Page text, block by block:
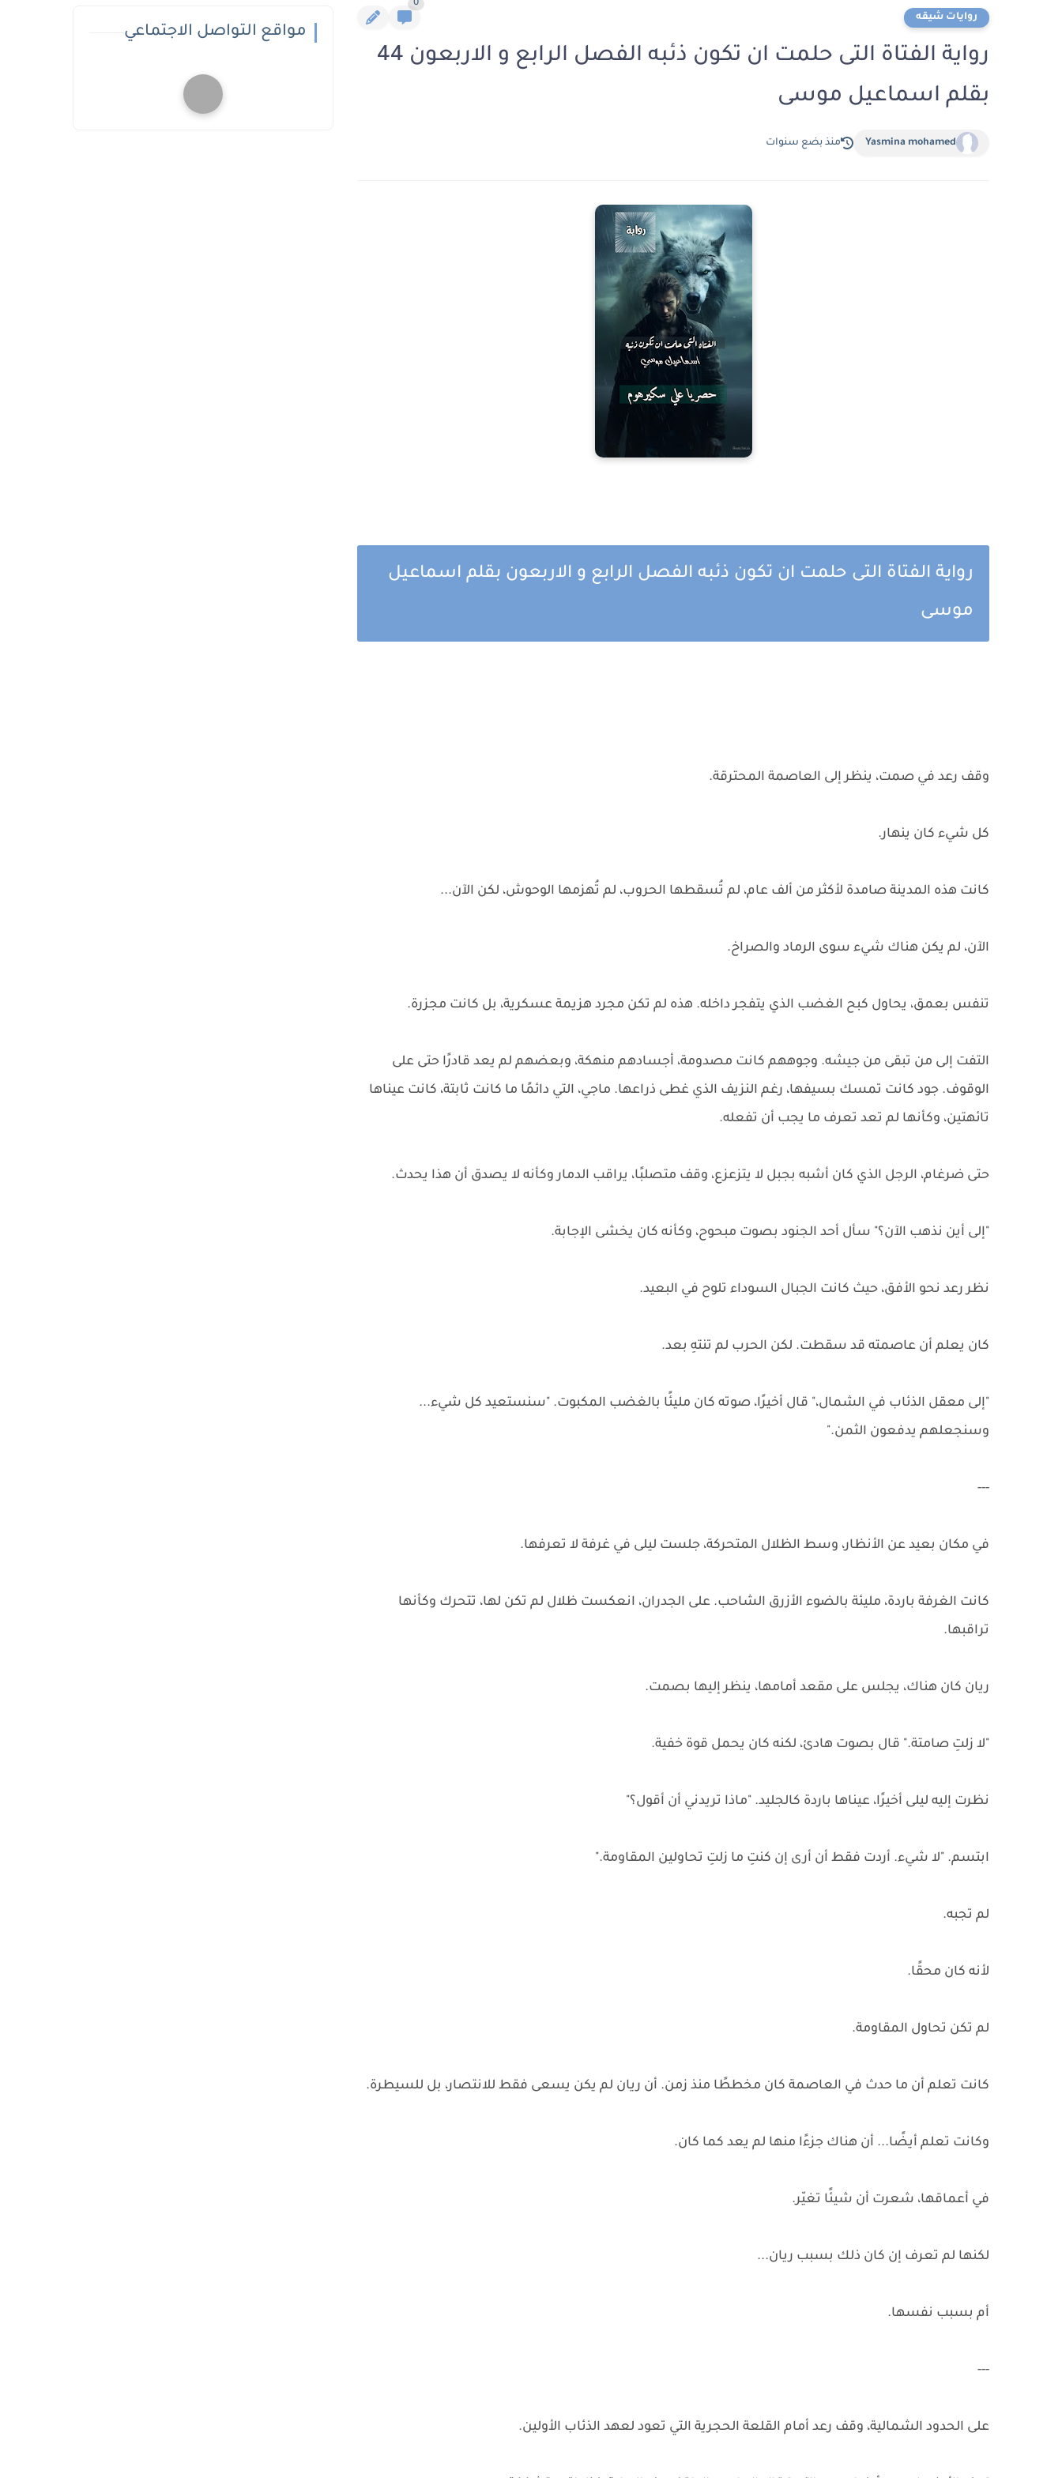
روايات شيقه
0
رواية الفتاة التى حلمت ان تكون ذئبه الفصل الرابع و الاربعون 44
بقلم اسماعيل موسى
Yasmina mohamed منذ بضع سنوات
رواية الفتاة التى حلمت ان تكون ذئبه الفصل الرابع و الاربعون بقلم اسماعيل
موسى
وقف رعد في صمت، ينظر إلى العاصمة المحترقة.
كل شيء كان ينهار.
كانت هذه المدينة صامدة لأكثر من ألف عام، لم تُسقطها الحروب، لم تُهزمها الوحوش، لكن الآن...
الآن، لم يكن هناك شيء سوى الرماد والصراخ.
تنفس بعمق، يحاول كبح الغضب الذي يتفجر داخله. هذه لم تكن مجرد هزيمة عسكرية، بل كانت مجزرة.
التفت إلى من تبقى من جيشه. وجوههم كانت مصدومة، أجسادهم منهكة، وبعضهم لم يعد قادرًا حتى على
الوقوف. جود كانت تمسك بسيفها، رغم النزيف الذي غطى ذراعها. ماجي، التي دائمًا ما كانت ثابتة، كانت عيناها
تائهتين، وكأنها لم تعد تعرف ما يجب أن تفعله.
حتى ضرغام، الرجل الذي كان أشبه بجبل لا يتزعزع، وقف متصلبًا، يراقب الدمار وكأنه لا يصدق أن هذا يحدث.
"إلى أين نذهب الآن؟" سأل أحد الجنود بصوت مبحوح، وكأنه كان يخشى الإجابة.
نظر رعد نحو الأفق، حيث كانت الجبال السوداء تلوح في البعيد.
كان يعلم أن عاصمته قد سقطت. لكن الحرب لم تنتهِ بعد.
"إلى معقل الذئاب في الشمال،" قال أخيرًا، صوته كان مليئًا بالغضب المكبوت. "سنستعيد كل شيء...
وسنجعلهم يدفعون الثمن."
---
في مكان بعيد عن الأنظار، وسط الظلال المتحركة، جلست ليلى في غرفة لا تعرفها.
كانت الغرفة باردة، مليئة بالضوء الأزرق الشاحب. على الجدران، انعكست ظلال لم تكن لها، تتحرك وكأنها
تراقبها.
ريان كان هناك، يجلس على مقعد أمامها، ينظر إليها بصمت.
"لا زلتِ صامتة." قال بصوت هادئ، لكنه كان يحمل قوة خفية.
نظرت إليه ليلى أخيرًا، عيناها باردة كالجليد. "ماذا تريدني أن أقول؟"
ابتسم. "لا شيء. أردت فقط أن أرى إن كنتِ ما زلتِ تحاولين المقاومة."
لم تجبه.
لأنه كان محقًا.
لم تكن تحاول المقاومة.
كانت تعلم أن ما حدث في العاصمة كان مخططًا منذ زمن. أن ريان لم يكن يسعى فقط للانتصار، بل للسيطرة.
وكانت تعلم أيضًا... أن هناك جزءًا منها لم يعد كما كان.
في أعماقها، شعرت أن شيئًا تغيّر.
لكنها لم تعرف إن كان ذلك بسبب ريان...
أم بسبب نفسها.
---
على الحدود الشمالية، وقف رعد أمام القلعة الحجرية التي تعود لعهد الذئاب الأولين.
مواقع التواصل الاجتماعي